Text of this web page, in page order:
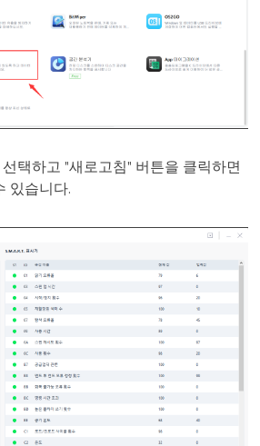
택하고 "새로고침" 버튼을 클릭하면
있습니다.